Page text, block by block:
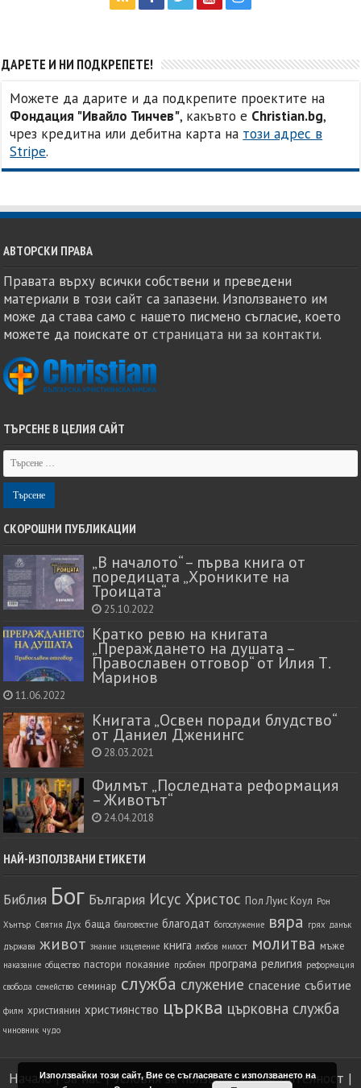
ДАРЕТЕ И НИ ПОДКРЕПЕТЕ!
Можете да дарите и да подкрепите проектите на
Фондация "Ивайло Тинчев", какъвто е Christian.bg,
чрез кредитна или дебитна карта на този адрес в
Stripe.
АВТОРСКИ ПРАВА
Правата върху всички собствени и преведени
материали в този сайт са запазени. Използването им
може да става само с нашето писмено съгласие, което
можете да поискате отстраницата ни за контакти.
ТЪРСЕНЕ В ЦЕЛИЯ САЙТ
СКОРОШНИ ПУБЛИКАЦИИ
„В началото“ – първа книга от
поредицата „Хрониките на
Троицата“
25.10.2022
Кратко ревю на книгата
„Прераждането на душата –
Православен отговор“ от Илия Т.
Маринов
11.06.2022
Книгата „Освен поради блудство“
от Даниел Дженингс
28.03.2021
Филмът „Последната реформация
– Животът“
24.04.2018
НАЙ-ИЗПОЛЗВАНИ ЕТИКЕТИ
Библия Бог България Исус Христос Пол Луис Коул Рон
Хънтър Святия Дух баща благовестие благодат богослужение вяра грях данък
държава живот знание изцеление книга любов милост молитва мъже
наказание общество пастори покаяние проблем програма религия реформация
свобода семейство семинар служба служение спасение събитие
филм християнин християнство църква църковна служба
чиновник чудо
Начало|За нас|Условия за ползване|Поверителност |
Използвайки този сайт, Вие се съгласявате с използването на